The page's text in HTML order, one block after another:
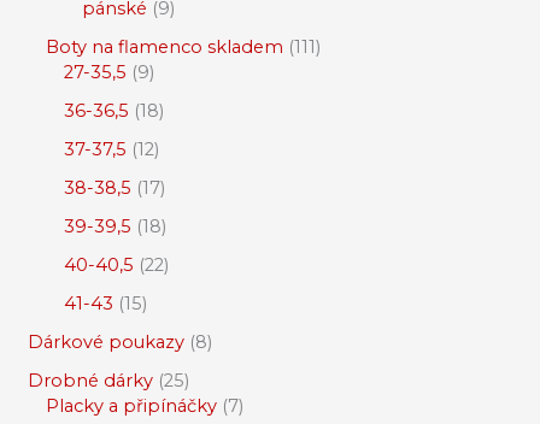
pánské 9
Boty na flamenco skladem 111
27-35,5 9
36-36,5 18
37-37,5 12
38-38,5 17
39-39,5 18
40-40,5 22
41-43 15
Dárkové poukazy 8
Drobné dárky 25
Placky a připínáčky 7